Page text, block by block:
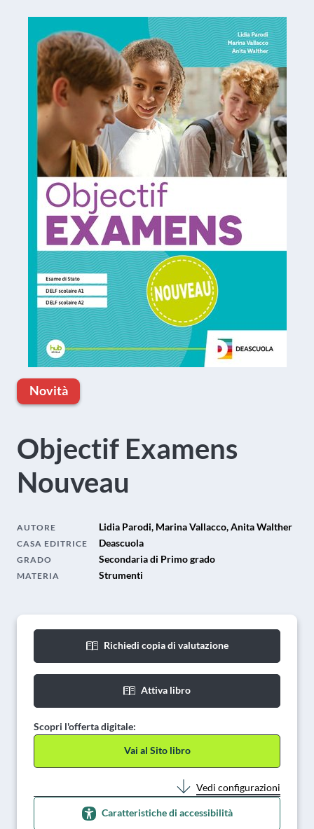
Novità
Objectif Examens
Nouveau
AUTORE Lidia Parodi, Marina Vallacco, Anita Walther
CASA EDITRICE Deascuola
GRADO Secondaria di Primo grado
MATERIA Strumenti
Richiedi copia di valutazione
Attiva libro
Scopri l'offerta digitale:
Vai al Sito libro
Vedi configurazioni
Caratteristiche di accessibilità